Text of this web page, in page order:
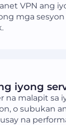
VPN ang
mga sesyon
iyong
na malapit sa
o subukan
na